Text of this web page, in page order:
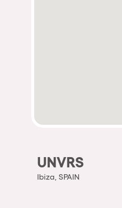
UNVRS
Ibiza, SPAIN